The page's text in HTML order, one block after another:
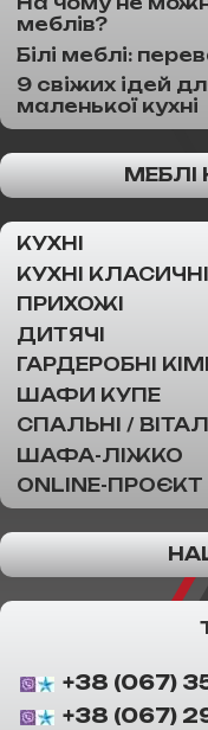
меблів?
Білі меблі:
9 свіжих ідей
маленької кухні
КУХНІ
КУХНІ
ПРИХОЖІ
ДИТЯЧІ
ГАРДЕРОБНІ
ШАФИ КУПЕ
СПАЛЬНІ /
ШАФА-ЛІЖКО
ONLINE-ПРОЄКТ
+38 (067)
+38 (067)